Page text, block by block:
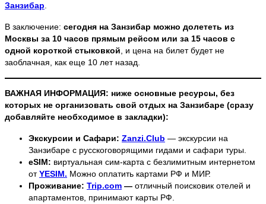
Занзибар
В заключение: сегодня на Занзибар можно долететь из
Москвы за 10 часов прямым рейсом или за 15 часов с
одной короткой стыковкой , и цена на билет будет не
заоблачная, как еще 10 лет назад.
ВАЖНАЯ ИНФОРМАЦИЯ: ниже основные ресурсы, без
которых не организовать свой отдых на Занзибаре (сразу
добавляйте необходимое в закладки):
Экскурсии и Сафари: Zanzi.Club — экскурсии на
Занзибаре с русскоговорящими гидами и сафари туры.
eSIM: виртуальная сим-карта с безлимитным интернетом
отYESIM. Можно оплатить картами РФ и МИР.
Проживание: Trip.com — отличный поисковик отелей и
апартаментов, принимают карты РФ.